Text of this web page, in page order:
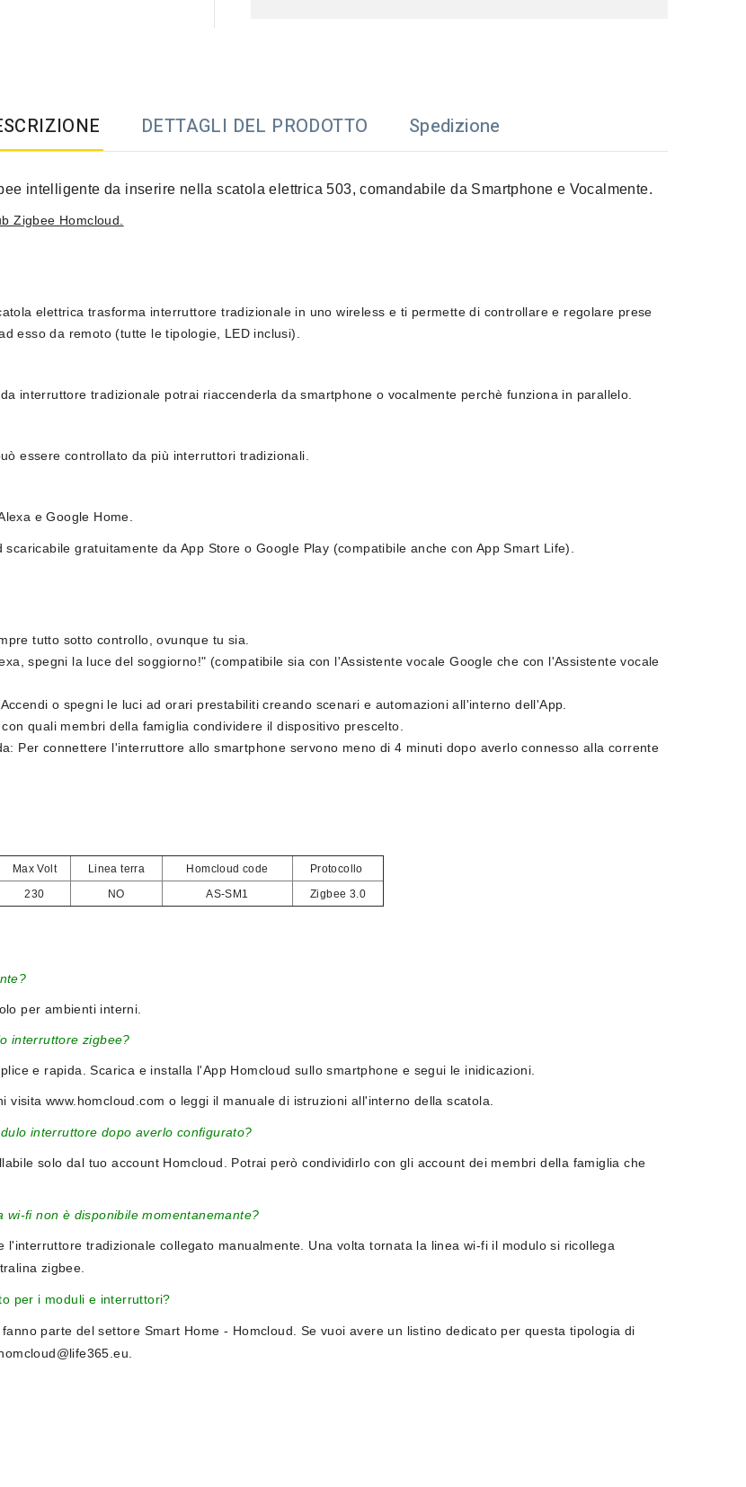
DETTAGLI DEL PRODOTTO Spedizione
intelligente da inserire nella scatola elettrica 503, comandabile da Smartphone e Vocalmente.
Zigbee Homcloud.
elettricatrasforma interruttore tradizionale in uno wireless e ti permette di controllare e regolare prese
esso da remoto(tutte le tipologie, LED inclusi).
interruttore tradizionale potrai riaccenderla da smartphone o vocalmente perchè funziona in parallelo.
essere controllato da più interruttori tradizionali.
e Google Home.
scaricabile gratuitamente da App Store o Google Play (compatibile anche con App Smart Life).
tutto sotto controllo, ovunque tu sia.
spegni la luce del soggiorno!" (compatibile sia con l'Assistente vocale Google che con l'Assistente vocale
Accendi o spegni le luci ad orari prestabiliti creando scenari e automazioni all'interno dell'App.
con quali membri della famiglia condividere il dispositivo prescelto.
Per connettere l'interruttore allo smartphone servono meno di 4 minuti dopo averlo connesso alla corrente
Max Volt Linea terra Homcloud code
Protocollo
230 NO AS-SM1 Zigbee 3.0
per ambienti interni.
interruttore zigbee?
e rapida. Scarica e installa l'App Homcloud sullo smartphone e segui le inidicazioni.
visitawww.homcloud.com o leggi il manuale di istruzioni all'interno della scatola.
interruttore dopo averlo configurato?
solo dal tuo account Homcloud. Potrai però condividirlo con gli account dei membri della famiglia che
wi-fi non è disponibile momentanemante?
l'interruttore tradizionale collegato manualmente. Una volta tornata la linea wi-fi il modulo si ricollega
zigbee.
per i moduli e interruttori?
parte del settore Smart Home - Homcloud. Se vuoi avere un listino dedicato per questa tipologia di